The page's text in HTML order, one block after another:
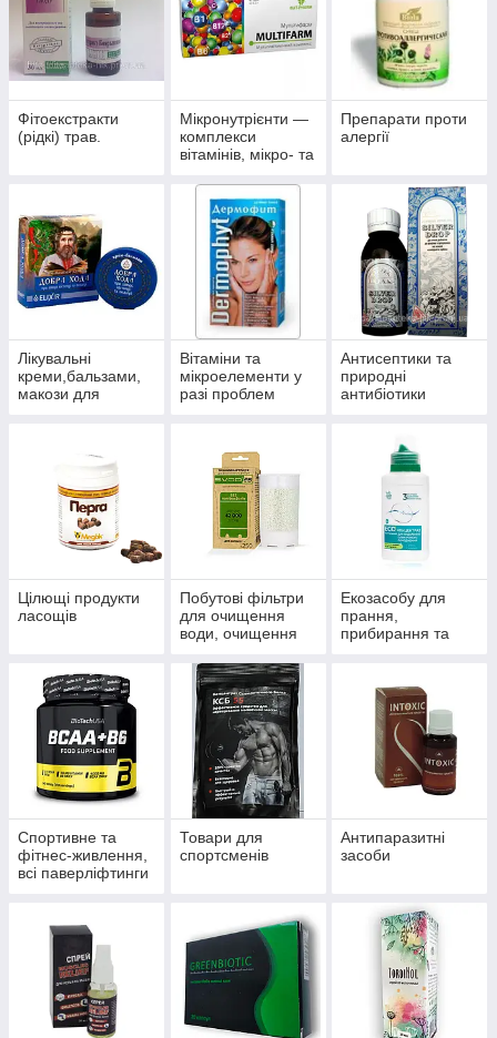
Фітоекстракти
(рідкі) трав.
Мікронутрієнти —
комплекси
вітамінів, мікро- та
Препарати проти
алергії
Лікувальні
креми,бальзами,
макози для
Вітаміни та
мікроелементи у
разі проблем
Антисептики та
природні
антибіотики
Цілющі продукти
ласощів
Побутові фільтри
для очищення
води, очищення
водопостачання й
опалення
Екозасобу для
прання,
прибирання та
Спортивне та
фітнес-живлення,
всі паверліфтинги
Товари для
спортсменів
Антипаразитні
засоби